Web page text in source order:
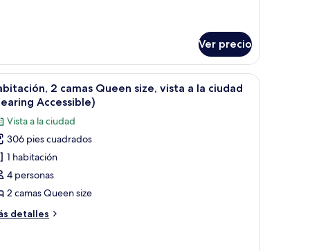
Ver precio
una silla y un balcón con vista al océano.Habitación de hotel con dos camas, un
6
2 camas Queen size, vista a la ciudad
Accessible)
Vista a la ciudad
306 pies cuadrados
1 habitación
4 personas
2 camas Queen size
detalles